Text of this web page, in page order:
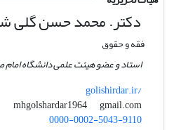
دکتر. محمد حسن گلی
فقه و حقوق
استاد و عضو هیئت علمی دانشگاه امام
golishirdar.ir/
mhgolshardar1964
gmail.com
0000-0002-5043-9110